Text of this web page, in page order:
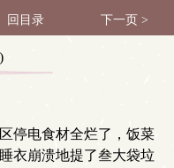
回目录 下一页 >
停电食材全烂了，饭菜
衣崩溃地提了叁大袋垃